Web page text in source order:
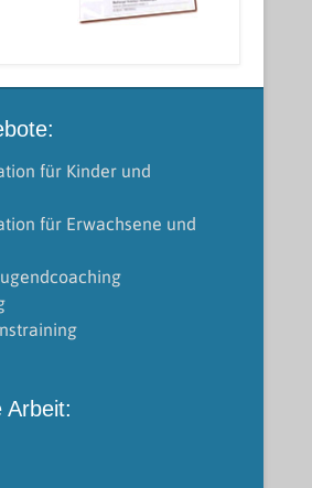
für Kinder und
für Erwachsene und
Arbeit: